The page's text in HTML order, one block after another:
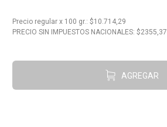
Precio regular x 100 gr. : $10.714,29
PRECIO SIN IMPUESTOS NACIONALES: $2355,37
AGREGAR